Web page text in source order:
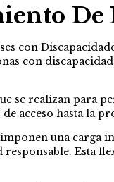
De
con
con
se realizan para
acceso hasta la
una carga
Esta